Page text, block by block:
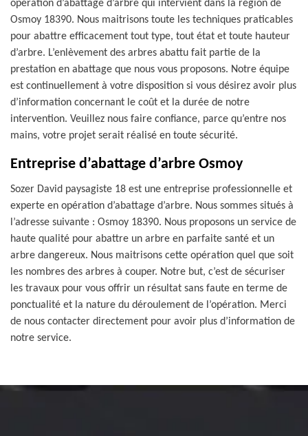
opération d’abattage d’arbre qui intervient dans la région de
Osmoy 18390. Nous maitrisons toute les techniques praticables
pour abattre efficacement tout type, tout état et toute hauteur
d’arbre. L’enlèvement des arbres abattu fait partie de la
prestation en abattage que nous vous proposons. Notre équipe
est continuellement à votre disposition si vous désirez avoir plus
d’information concernant le coût et la durée de notre
intervention. Veuillez nous faire confiance, parce qu’entre nos
mains, votre projet serait réalisé en toute sécurité.
Entreprise d’abattage d’arbre Osmoy
Sozer David paysagiste 18 est une entreprise professionnelle et
experte en opération d’abattage d’arbre. Nous sommes situés à
l’adresse suivante : Osmoy 18390. Nous proposons un service de
haute qualité pour abattre un arbre en parfaite santé et un
arbre dangereux. Nous maitrisons cette opération quel que soit
les nombres des arbres à couper. Notre but, c’est de sécuriser
les travaux pour vous offrir un résultat sans faute en terme de
ponctualité et la nature du déroulement de l’opération. Merci
de nous contacter directement pour avoir plus d’information de
notre service.